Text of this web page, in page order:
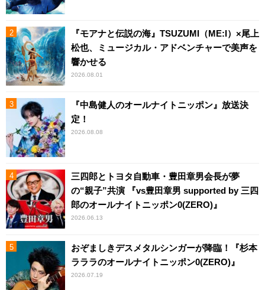
『モアナと伝説の海』TSUZUMI（ME:I）×尾上
松也、ミュージカル・アドベンチャーで美声を
響かせる
2026.08.01
『中島健人のオールナイトニッポン』放送決
定！
2026.08.08
三四郎とトヨタ自動車・豊田章男会長が夢
の“親子”共演 『vs豊田章男 supported by 三四
郎のオールナイトニッポン0(ZERO)』
2026.06.13
おぞましきデスメタルシンガーが降臨！『杉本
ラララのオールナイトニッポン0(ZERO)』
2026.07.19